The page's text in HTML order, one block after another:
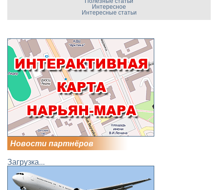
Интересное
Интересные статьи
Новости партнёров
Загрузка...